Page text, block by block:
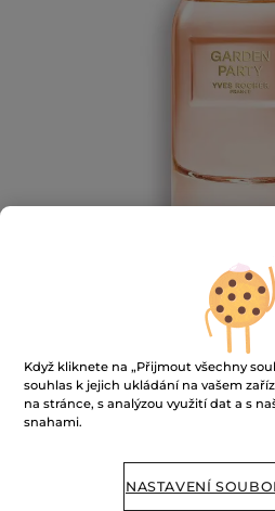
Parfémová voda
★★★★★
★★★★★
Žádná
NENÍ
Když kliknete na „Přijmout všechny
souhlas k jejich ukládání na vašem
na stránce, s analýzou využití dat a s
snahami.
NASTAVENÍ